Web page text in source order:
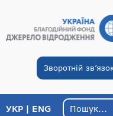
Зворотній
УКР ENG